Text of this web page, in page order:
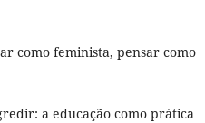
como feminista, pensar como
a educação como prática